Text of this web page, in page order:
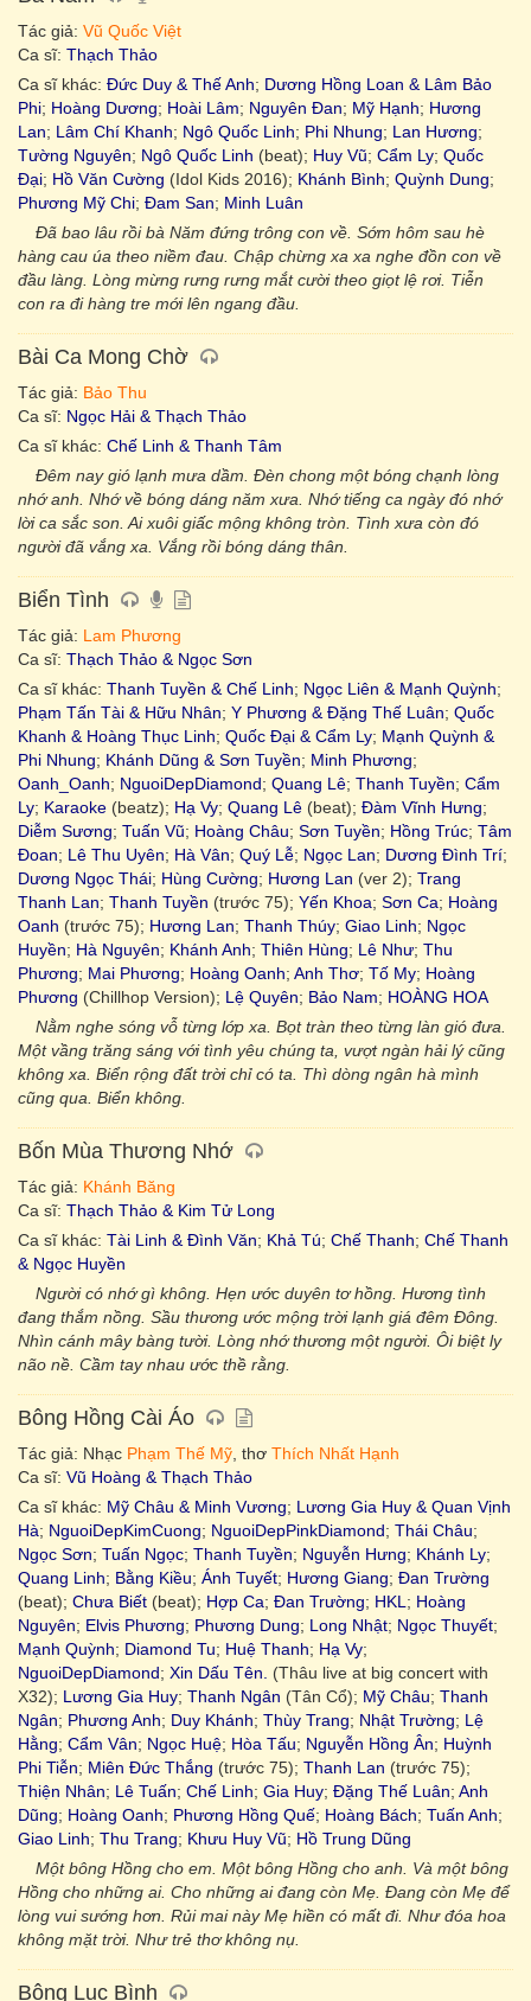
Tác giả: Vũ Quốc Việt
Ca sĩ: Thạch Thảo
Ca sĩ khác: Đức Duy & Thế Anh; Dương Hồng Loan & Lâm Bảo
Phi; Hoàng Dương; Hoài Lâm; Nguyên Đan; Mỹ Hạnh; Hương
Lan; Lâm Chí Khanh; Ngô Quốc Linh; Phi Nhung; Lan Hương;
Tường Nguyên; Ngô Quốc Linh (beat); Huy Vũ; Cẩm Ly; Quốc
Đại; Hồ Văn Cường (Idol Kids 2016); Khánh Bình; Quỳnh Dung;
Phương Mỹ Chi; Đam San; Minh Luân
Đã bao lâu rồi bà Năm đứng trông con về. Sớm hôm sau hè
hàng cau úa theo niềm đau. Chập chừng xa xa nghe đồn con về
đầu làng. Lòng mừng rưng rưng mắt cười theo giọt lệ rơi. Tiễn
con ra đi hàng tre mới lên ngang đầu.
Bài Ca Mong Chờ
Tác giả: Bảo Thu
Ca sĩ: Ngọc Hải & Thạch Thảo
Ca sĩ khác: Chế Linh & Thanh Tâm
Đêm nay gió lạnh mưa dầm. Đèn chong một bóng chạnh lòng
nhớ anh. Nhớ về bóng dáng năm xưa. Nhớ tiếng ca ngày đó nhớ
lời ca sắc son. Ai xuôi giấc mộng không tròn. Tình xưa còn đó
người đã vắng xa. Vắng rồi bóng dáng thân.
Biển Tình
Tác giả: Lam Phương
Ca sĩ: Thạch Thảo & Ngọc Sơn
Ca sĩ khác: Thanh Tuyền & Chế Linh; Ngọc Liên & Mạnh Quỳnh;
Phạm Tấn Tài & Hữu Nhân; Y Phương & Đặng Thế Luân; Quốc
Khanh & Hoàng Thục Linh; Quốc Đại & Cẩm Ly; Mạnh Quỳnh &
Phi Nhung; Khánh Dũng & Sơn Tuyền; Minh Phương;
Oanh_Oanh; NguoiDepDiamond; Quang Lê; Thanh Tuyền; Cẩm
Ly; Karaoke (beatz); Hạ Vy; Quang Lê (beat); Đàm Vĩnh Hưng;
Diễm Sương; Tuấn Vũ; Hoàng Châu; Sơn Tuyền; Hồng Trúc; Tâm
Đoan; Lê Thu Uyên; Hà Vân; Quý Lễ; Ngọc Lan; Dương Đình Trí;
Dương Ngọc Thái; Hùng Cường; Hương Lan (ver 2); Trang
Thanh Lan; Thanh Tuyền (trước 75); Yến Khoa; Sơn Ca; Hoàng
Oanh (trước 75); Hương Lan; Thanh Thúy; Giao Linh; Ngọc
Huyền; Hà Nguyên; Khánh Anh; Thiên Hùng; Lê Như; Thu
Phương; Mai Phương; Hoàng Oanh; Anh Thơ; Tố My; Hoàng
Phương (Chillhop Version); Lệ Quyên; Bảo Nam; HOÀNG HOA
Nằm nghe sóng vỗ từng lớp xa. Bọt tràn theo từng làn gió đưa.
Một vầng trăng sáng với tình yêu chúng ta, vượt ngàn hải lý cũng
không xa. Biển rộng đất trời chỉ có ta. Thì dòng ngân hà mình
cũng qua. Biển không.
Bốn Mùa Thương Nhớ
Tác giả: Khánh Băng
Ca sĩ: Thạch Thảo & Kim Tử Long
Ca sĩ khác: Tài Linh & Đình Văn; Khả Tú; Chế Thanh; Chế Thanh
& Ngọc Huyền
Người có nhớ gì không. Hẹn ước duyên tơ hồng. Hương tình
đang thắm nồng. Sầu thương ước mộng trời lạnh giá đêm Đông.
Nhìn cánh mây bàng tười. Lòng nhớ thương một người. Ôi biệt ly
não nề. Cầm tay nhau ước thề rằng.
Bông Hồng Cài Áo
Tác giả: Nhạc Phạm Thế Mỹ , thơ Thích Nhất Hạnh
Ca sĩ: Vũ Hoàng & Thạch Thảo
Ca sĩ khác: Mỹ Châu & Minh Vương; Lương Gia Huy & Quan Vịnh
Hà; NguoiDepKimCuong; NguoiDepPinkDiamond; Thái Châu;
Ngọc Sơn; Tuấn Ngọc; Thanh Tuyền; Nguyễn Hưng; Khánh Ly;
Quang Linh; Bằng Kiều; Ánh Tuyết; Hương Giang; Đan Trường
(beat); Chưa Biết (beat); Hợp Ca; Đan Trường; HKL ; Hoàng
Nguyên; Elvis Phương; Phương Dung; Long Nhật; Ngọc Thuyết;
Mạnh Quỳnh; Diamond Tu; Huệ Thanh; Hạ Vy;
NguoiDepDiamond; Xin Dấu Tên.
(Thâu live at big concert with
X32); Lương Gia Huy; Thanh Ngân (Tân Cổ); Mỹ Châu; Thanh
Ngân; Phương Anh; Duy Khánh; Thùy Trang; Nhật Trường; Lệ
Hằng; Cẩm Vân; Ngọc Huệ; Hòa Tấu; Nguyễn Hồng Ân; Huỳnh
Phi Tiễn; Miên Đức Thắng (trước 75); Thanh Lan (trước 75);
Thiện Nhân; Lê Tuấn; Chế Linh; Gia Huy; Đặng Thế Luân; Anh
Dũng; Hoàng Oanh; Phương Hồng Quế; Hoàng Bách; Tuấn Anh;
Giao Linh; Thu Trang; Khưu Huy Vũ; Hồ Trung Dũng
Một bông Hồng cho em. Một bông Hồng cho anh. Và một bông
Hồng cho những ai. Cho những ai đang còn Mẹ. Đang còn Mẹ để
lòng vui sướng hơn. Rủi mai này Mẹ hiền có mất đi. Như đóa hoa
không mặt trời. Như trẻ thơ không nụ.
Bông Lục Bình